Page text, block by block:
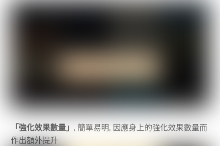
「強化效果數量」 , 簡單易明, 因應身上的強化效果數量而
作出額外提升